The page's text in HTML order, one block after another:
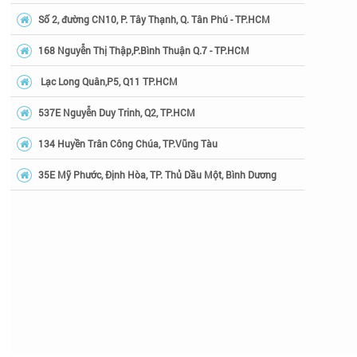
Số 2, đường CN10, P. Tây Thạnh, Q. Tân Phú - TP.HCM
168 Nguyễn Thị Thập,P.Bình Thuận Q.7 - TP.HCM
Lạc Long Quân,P5, Q11 TP.HCM
537E Nguyễn Duy Trinh, Q2, TP.HCM
134 Huyền Trân Công Chúa, TP.Vũng Tàu
35E Mỹ Phước, Định Hòa, TP. Thủ Dầu Một, Bình Dương